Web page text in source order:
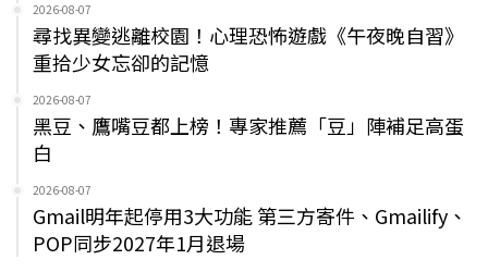
2026-08-07
尋找異變逃離校園！心理恐怖遊戲《午夜晚自習》
重拾少女忘卻的記憶
2026-08-07
黑豆、鷹嘴豆都上榜！專家推薦「豆」陣補足高蛋
白
2026-08-07
Gmail明年起停用3大功能 第三方寄件、Gmailify、
POP同步2027年1月退場